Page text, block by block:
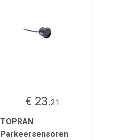
€ 23.21
TOPRAN
Parkeersensoren